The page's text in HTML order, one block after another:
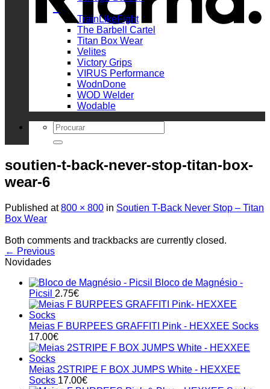
_
TrainLikeFight
The Barbell Cartel
Titan Box Wear
Velites
Victory Grips
VIRUS Performance
WodnDone
WOD Welder
Wodable
Search
for:
soutien-t-back-never-stop-titan-box-
wear-6
Published at800 × 800 in Soutien T-Back Never Stop – Titan
Box Wear
Both comments and trackbacks are currently closed.
← Previous
Novidades
Bloco de Magnésio -
Picsil 2.75€
Meias F BURPEES GRAFFITI Pink - HEXXEE Socks
17.00€
Meias 2STRIPE F BOX JUMPS White - HEXXEE
Socks 17.00€